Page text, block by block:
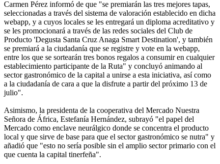
Carmen Pérez informó de que "se premiarán las tres mejores tapas,
seleccionadas a través del sistema de valoración establecido en dicha
webapp, y a cuyos locales se les entregará un diploma acreditativo y
se les promocionará a través de las redes sociales del Club de
Producto 'Degusta Santa Cruz Anaga Smart Destination', y también
se premiará a la ciudadanía que se registre y vote en la webapp,
entre los que se sortearán tres bonos regalos a consumir en cualquier
establecimiento participante de la Ruta" y concluyó animando al
sector gastronómico de la capital a unirse a esta iniciativa, así como
a la ciudadanía de cara a que la disfrute a partir del próximo 13 de
julio".
Asimismo, la presidenta de la cooperativa del Mercado Nuestra
Señora de África, Estefanía Hernández, subrayó "el papel del
Mercado como enclave neurálgico donde se concentra el producto
local y que sirve de base para que el sector gastronómico se nutra" y
añadió que "esto no sería posible sin el amplio sector primario con el
que cuenta la capital tinerfeña".